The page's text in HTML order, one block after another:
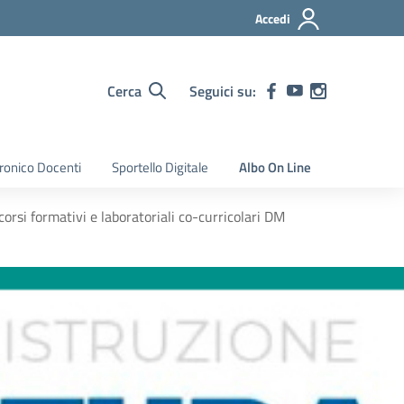
Accedi
Cerca Seguici su:
Docenti Sportello Digitale Albo On Line
formativi e laboratoriali co-curricolari DM